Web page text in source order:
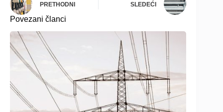
PRETHODNI SLEDEĆI
Povezani članci